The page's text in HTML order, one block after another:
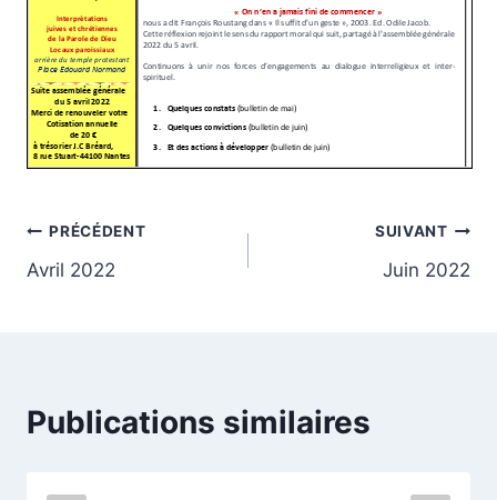
Navigation
de
PRÉCÉDENT
Avril 2022
SUIVANT
Juin 2022
Publications similaires